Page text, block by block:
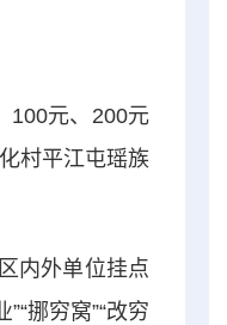
元、200元
村平江屯瑶族
内外单位挂点
挪穷窝”“改穷